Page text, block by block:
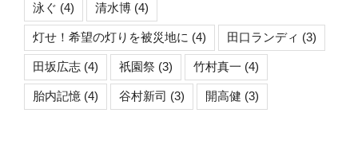
泳ぐ (4) 清水博 (4)
灯せ！希望の灯りを被災地に (4) 田口ランディ (3)
田坂広志 (4) 祇園祭 (3) 竹村真一 (4)
胎内記憶 (4) 谷村新司 (3) 開高健 (3)